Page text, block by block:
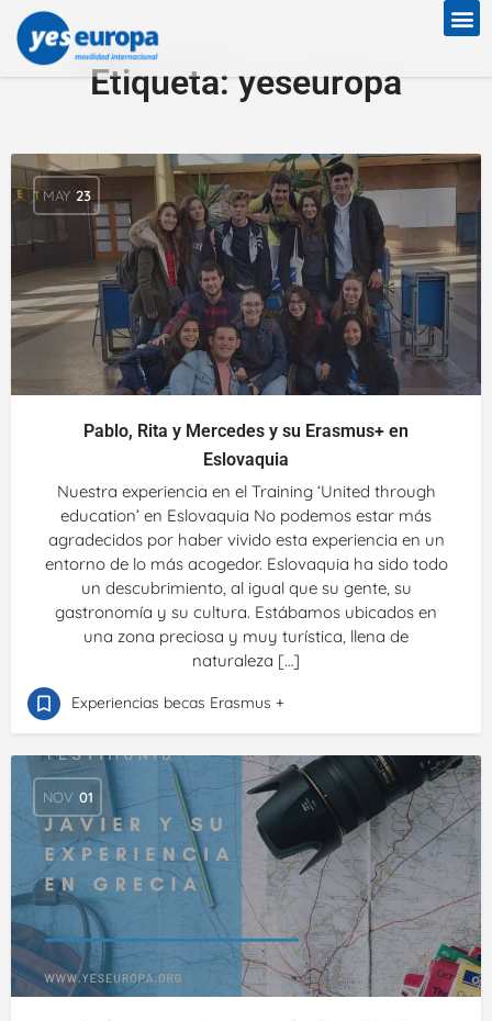
Etiqueta:yeseuropa
MAY 23
Pablo, Rita y Mercedes y su Erasmus+ en
Eslovaquia
Nuestra experiencia en el Training ‘United through
education’ en Eslovaquia No podemos estar más
agradecidos por haber vivido esta experiencia en un
entorno de lo más acogedor. Eslovaquia ha sido todo
un descubrimiento, al igual que su gente, su
gastronomía y su cultura. Estábamos ubicados en
una zona preciosa y muy turística, llena de
naturaleza […]
Experiencias becas Erasmus +
NOV 01